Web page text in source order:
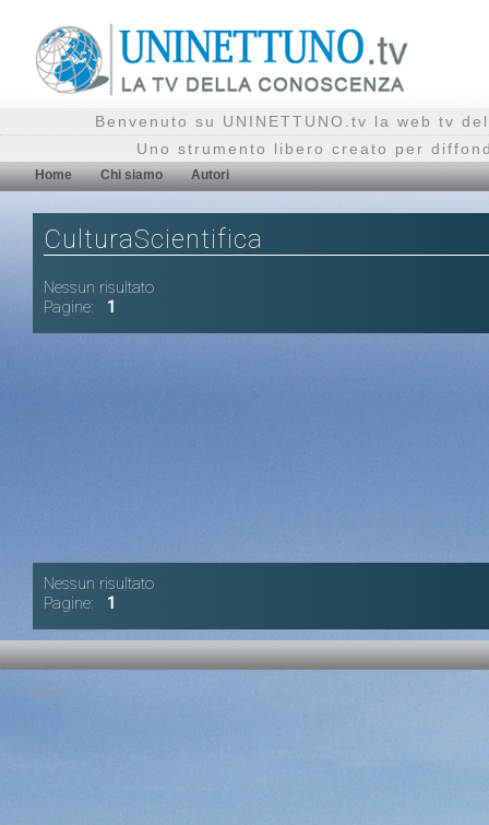
Benvenuto su UNINETTUNO.tv la web tv
Uno strumento libero creato per
Home Chi siamo Autori
CulturaScientifica
Nessun risultato
Pagine:
1
Nessun risultato
Pagine:
1
Privacy